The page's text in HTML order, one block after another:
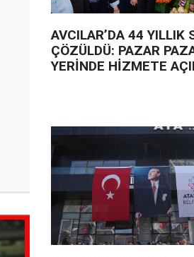
AVCILAR’DA 44 YILLIK
ÇÖZÜLDÜ: PAZAR
YERİNDE HİZMETE